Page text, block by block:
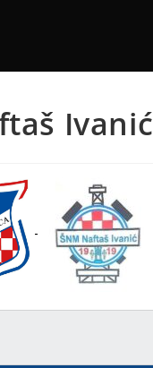
Ivanić
-